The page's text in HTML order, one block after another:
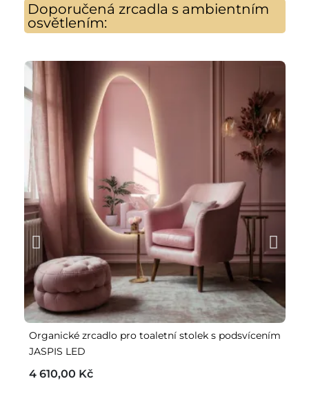
Doporučená zrcadla s ambientním
osvětlením:
Organické zrcadlo pro toaletní stolek s podsvícením
JASPIS LED
4 610,00 Kč